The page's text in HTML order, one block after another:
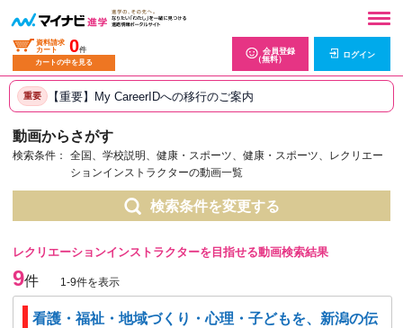
資料請求
カート
0件
カートの中を見る
会員登録
（無料）
ログイン
重要 【重要】My CareerIDへの移行のご案内
動画からさがす
検索条件：
全国、学校説明、健康・スポーツ、健康・スポーツ、レクリエー
ションインストラクターの動画一覧
検索条件を変更する
レクリエーションインストラクターを目指せる動画検索結果
9件 1-9件を表示
看護・福祉・地域づくり・心理・子どもを、新潟の伝